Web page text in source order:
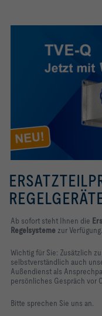
Ab sofort steht Ihnen die
Regelsysteme zur Verfügung.
Wichtig für Sie: Zusätzlich
selbstverständlich auch
Außendienst als
persönliches Gespräch vor
Bitte sprechen Sie uns an.